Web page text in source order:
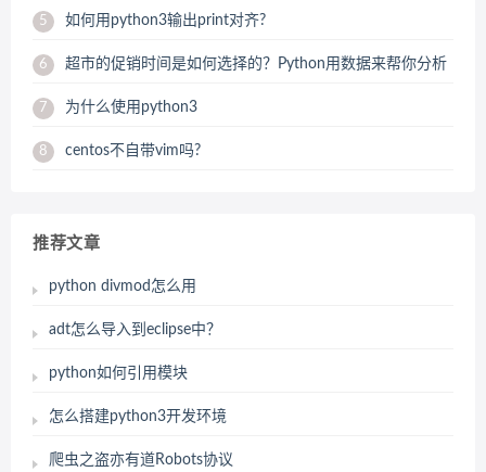
5 如何用python3输出print对齐?
6 超市的促销时间是如何选择的？Python用数据来帮你分析
7 为什么使用python3
8 centos不自带vim吗?
推荐文章
python divmod怎么用
adt怎么导入到eclipse中？
python如何引用模块
怎么搭建python3开发环境
爬虫之盗亦有道Robots协议